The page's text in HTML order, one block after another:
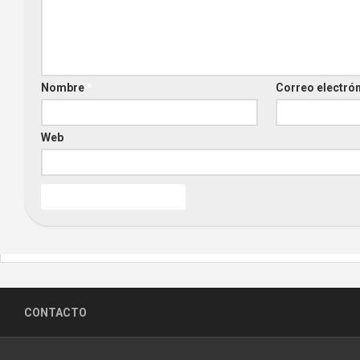
Nombre Correo
Web
CONTACTO